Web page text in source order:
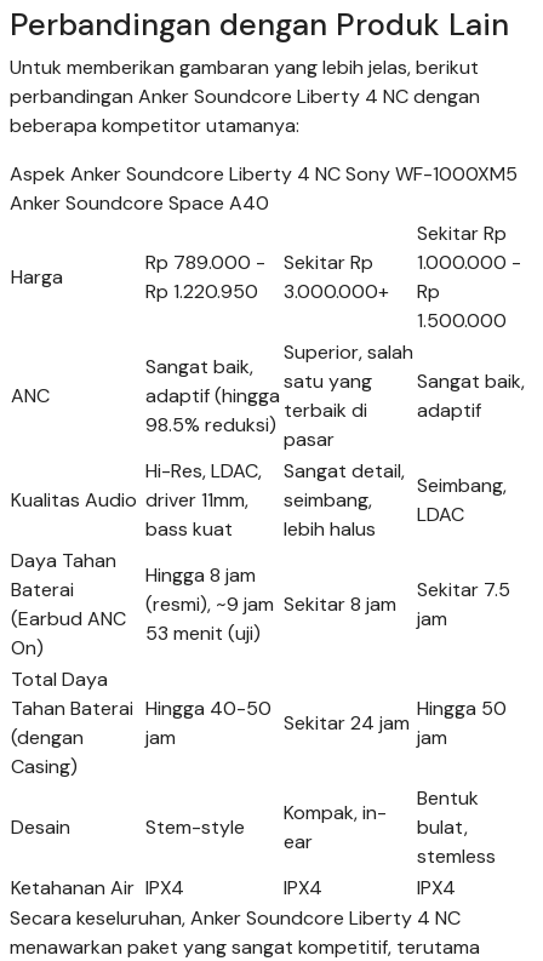
Perbandingan dengan Produk Lain
Untuk memberikan gambaran yang lebih jelas, berikut
perbandingan Anker Soundcore Liberty 4 NC dengan
beberapa kompetitor utamanya:
Aspek Anker Soundcore Liberty 4 NC Sony WF-1000XM5
Anker Soundcore Space A40
Harga
Rp 789.000 -
Rp 1.220.950
Sekitar Rp
3.000.000+
Sekitar Rp
1.000.000 -
Rp
1.500.000
ANC
Sangat baik,
adaptif (hingga
98.5% reduksi)
Superior, salah
satu yang
terbaik di
pasar
Sangat baik,
adaptif
Kualitas Audio
Hi-Res, LDAC,
driver 11mm,
bass kuat
Sangat detail,
seimbang,
lebih halus
Seimbang,
LDAC
Daya Tahan
Baterai
(Earbud ANC
On)
Hingga 8 jam
(resmi), ~9 jam
53 menit (uji)
Sekitar 8 jam
Sekitar 7.5
jam
Total Daya
Tahan Baterai
(dengan
Casing)
Hingga 40-50
jam
Sekitar 24 jam
Hingga 50
jam
Desain Stem-style
Kompak, in-
ear
Bentuk
bulat,
stemless
Ketahanan Air IPX4 IPX4
IPX4
Secara keseluruhan, Anker Soundcore Liberty 4 NC
menawarkan paket yang sangat kompetitif, terutama